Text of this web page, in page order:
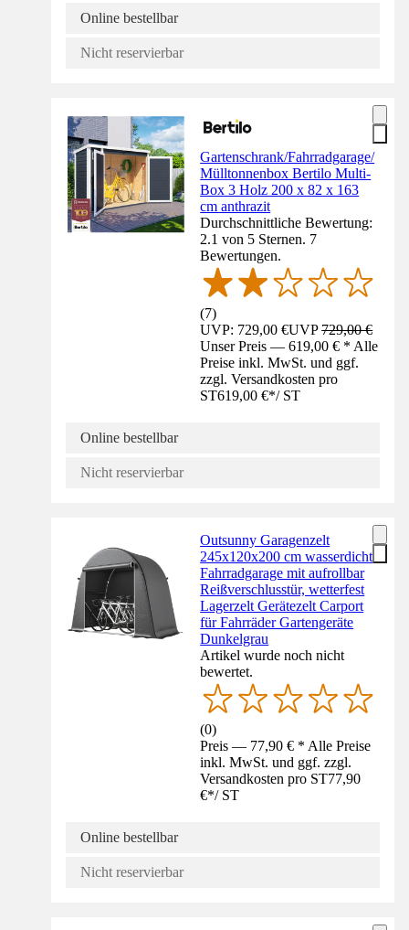
Online bestellbar
Nicht reservierbar
Gartenschrank/Fahrradgarage/
Mülltonnenbox Bertilo Multi-
Box 3 Holz 200 x 82 x 163
cm anthrazit
Durchschnittliche Bewertung:
2.1 von 5 Sternen. 7
Bewertungen.
(7)
UVP: 729,00 €UVP729,00 €
Unser Preis — 619,00 € * Alle
Preise inkl. MwSt. und ggf.
zzgl. Versandkosten pro
ST619,00 €*/ ST
Online bestellbar
Nicht reservierbar
Outsunny Garagenzelt
245x120x200 cm wasserdicht
Fahrradgarage mit aufrollbar
Reißverschlusstür, wetterfest
Lagerzelt Gerätezelt Carport
für Fahrräder Gartengeräte
Dunkelgrau
Artikel wurde noch nicht
bewertet.
(0)
Preis — 77,90 € * Alle Preise
inkl. MwSt. und ggf. zzgl.
Versandkosten pro ST77,90
€*/ ST
Online bestellbar
Nicht reservierbar